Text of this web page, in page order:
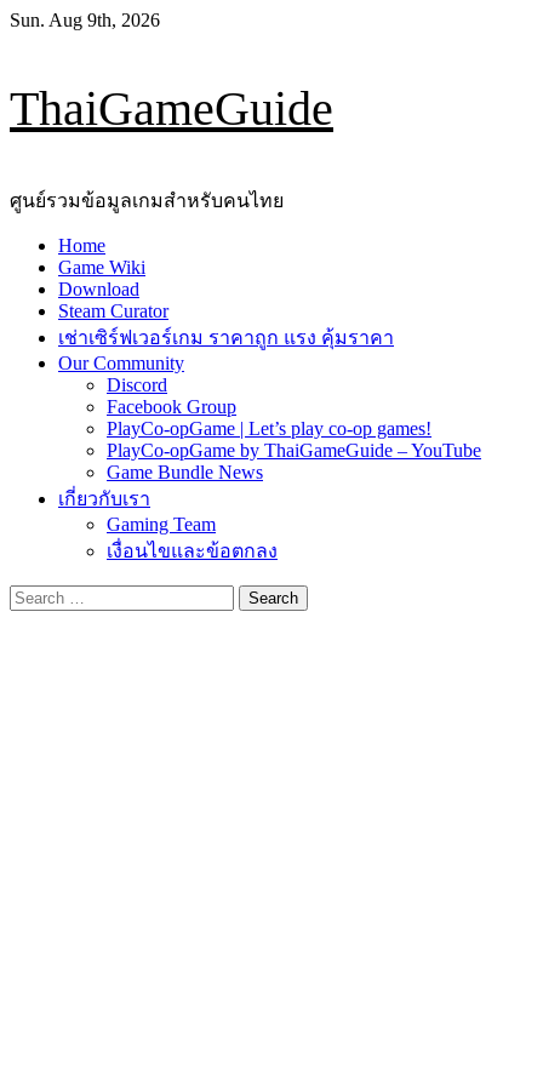
Skip
Sun. Aug 9th, 2026
ThaiGameGuide
ศูนย์รวมข้อมูลเกมสำหรับคนไทย
Primary
Menu
Home
Game Wiki
Download
Steam Curator
เช่าเซิร์ฟเวอร์เกม ราคาถูก แรง คุ้มราคา
Our Community
Discord
Facebook Group
PlayCo-opGame | Let’s play co-op games!
PlayCo-opGame by ThaiGameGuide – YouTube
Game Bundle News
เกี่ยวกับเรา
Gaming Team
เงื่อนไขและข้อตกลง
Search
for: